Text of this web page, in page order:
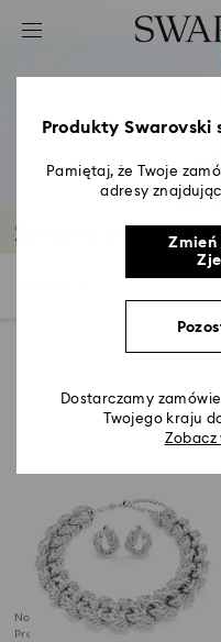
Lista kluczy dostępu
2 - Stopka
4 - Wyniki wyszukiwania
Zestawy
Nowość
Produkt dostępny wyłącznie online
Produkty Swarovski
Pamiętaj, że Twoje
adresy
Zmień
Dostarczamy
Twojego kraju
Zobacz